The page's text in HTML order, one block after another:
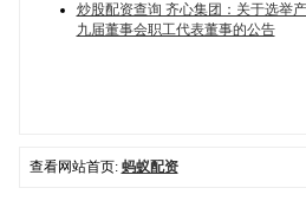
炒股配资查询 齐心集团：关于选举
九届董事会职工代表董事的公告
查看网站首页: 蚂蚁配资